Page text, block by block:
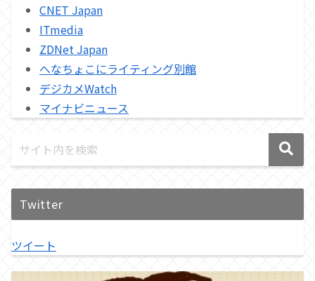
CNET Japan
ITmedia
ZDNet Japan
へなちょこにライティング別館
デジカメWatch
マイナビニュース
Twitter
ツイート